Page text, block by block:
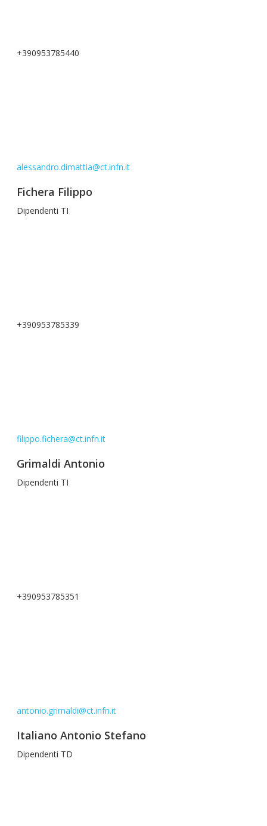
+390953785440
alessandro.dimattia@ct.infn.it
Fichera Filippo
Dipendenti TI
+390953785339
filippo.fichera@ct.infn.it
Grimaldi Antonio
Dipendenti TI
+390953785351
antonio.grimaldi@ct.infn.it
Italiano Antonio Stefano
Dipendenti TD